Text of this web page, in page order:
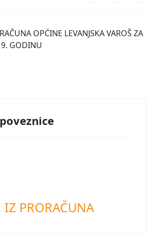
OPĆINE LEVANJSKA VAROŠ ZA
GODINU
IZ PRORAČUNA